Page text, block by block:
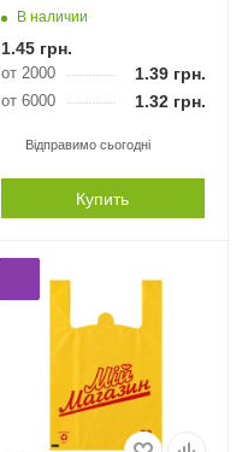
В наличии
1.45грн.
от 2000 1.39 грн.
от 6000 1.32 грн.
Відправимо сьогодні
Купить